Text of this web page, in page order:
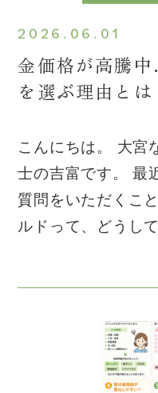
2026.06.01
金価格が高騰
を選ぶ理由とは
こんにちは。 大宮
士の吉富です。 最
質問をいただくこ
ルドって、どうし